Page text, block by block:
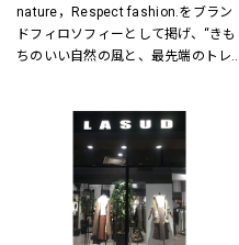
nature，Respect fashion.をブラン
ドフィロソフィーとして掲げ、“きも
ちのいい自然の風と、最先端のトレ
るような、健康的で、スタイリッシ
ュなライフスタイル”を提案するブラ